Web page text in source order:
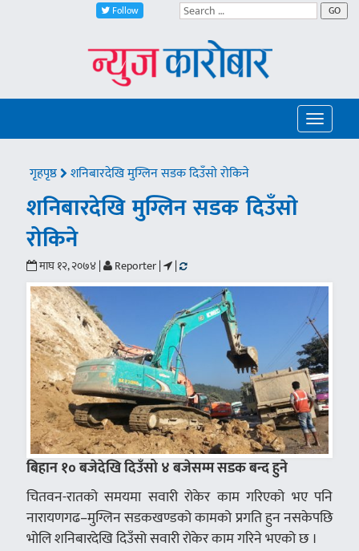
Follow GO
Toggle
गृहपृष्ठ शनिबारदेखि मुग्लिन सडक दिउँसाे रोकिने
शनिबारदेखि मुग्लिन सडक दिउँसाे
रोकिने
माघ १२, २०७४ | Reporter | |
बिहान १० बजेदेखि दिउँसो ४ बजेसम्म सडक बन्द हुने
चितवन-रातको समयमा सवारी रोकेर काम गरिएको भए पनि
नारायणगढ–मुग्लिन सडकखण्डको कामको प्रगति हुन नसकेपछि
भोलि शनिबारदेखि दिउँसो सवारी रोकेर काम गरिने भएको छ ।